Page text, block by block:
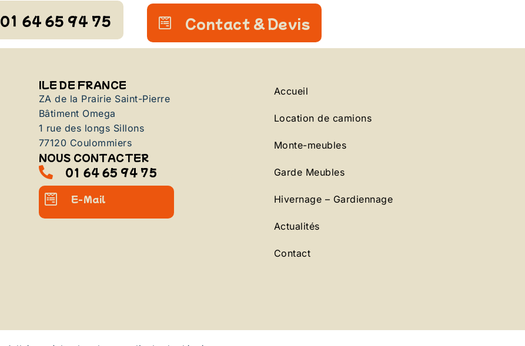
01 64 65 94 75 Contact & Devis
ILE DE FRANCE
ZA de la Prairie Saint-Pierre
Bâtiment Omega
1 rue des longs Sillons
77120 Coulommiers
NOUS CONTACTER
01 64 65 94 75
E-Mail
Accueil
Location de camions
Monte-meubles
Garde Meubles
Hivernage – Gardiennage
Actualités
Contact